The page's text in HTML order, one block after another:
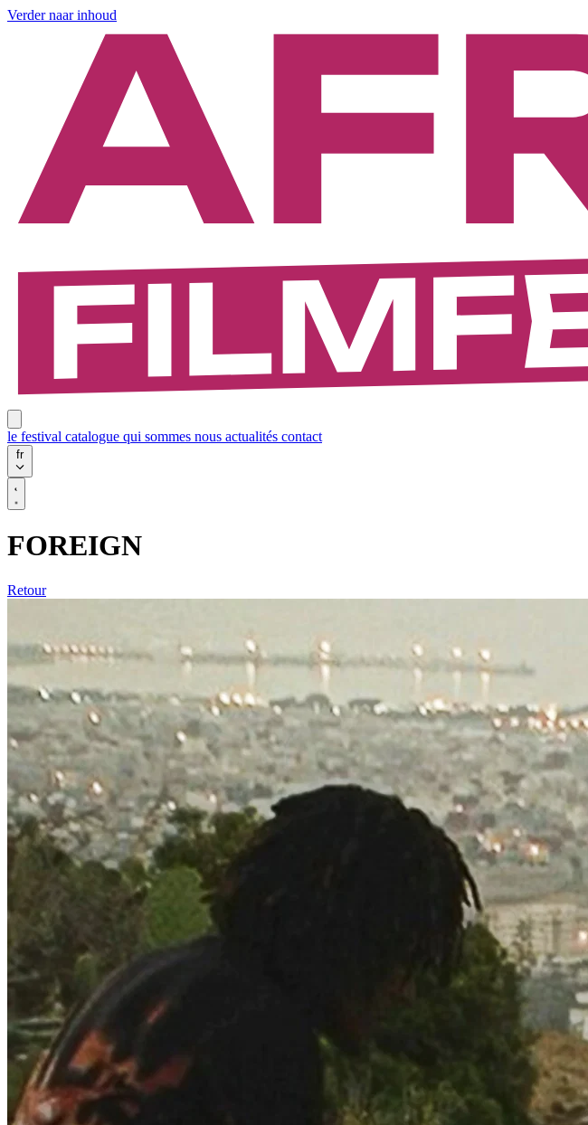
Verder naar inhoud
le festival catalogue qui sommes nous actualités contact
fr
FOREIGN
Retour